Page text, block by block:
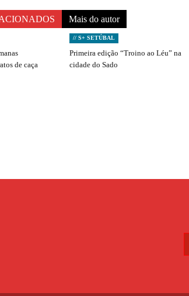
Mais do autor
de caça
// S+ SETÚBAL
Primeira edição “Troino ao Léu” na
cidade do Sado